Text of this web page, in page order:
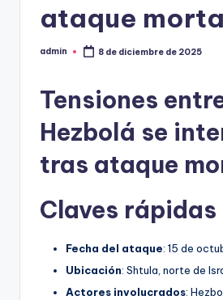
ataque
Publicado
admin 8 de diciembre de 2025
Tensiones
Hezbolá se
tras ataque
Claves rápidas
Fecha del ataque: 15 de
Ubicación: Shtula, norte de
Actores involucrados: